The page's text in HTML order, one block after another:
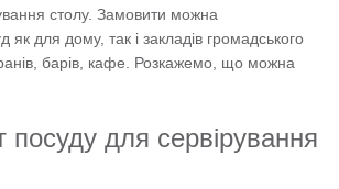
столу. Замовити можна
як для дому, так і закладів громадського
барів, кафе. Розкажемо, що можна
посуду для сервірування